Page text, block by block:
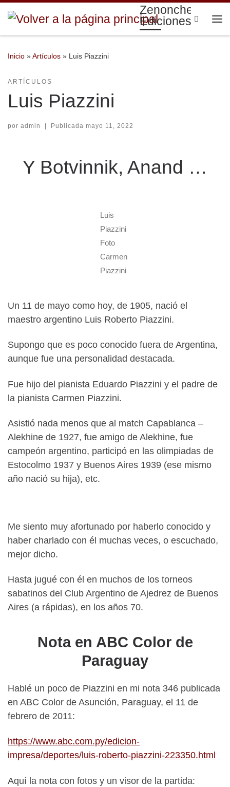
Saltar al contenido
Zenonchess
Ediciones
Search
Inicio »Artículos » Luis Piazzini
ARTÍCULOS
Luis Piazzini
por admin Publicada mayo 11, 2022
Y Botvinnik, Anand …
Luis
Piazzini
Foto
Carmen
Piazzini
Un 11 de mayo como hoy, de 1905, nació el
maestro argentino Luis Roberto Piazzini.
Supongo que es poco conocido fuera de Argentina,
aunque fue una personalidad destacada.
Fue hijo del pianista Eduardo Piazzini y el padre de
la pianista Carmen Piazzini.
Asistió nada menos que al match Capablanca –
Alekhine de 1927, fue amigo de Alekhine, fue
campeón argentino, participó en las olimpiadas de
Estocolmo 1937 y Buenos Aires 1939 (ese mismo
año nació su hija), etc.
Me siento muy afortunado por haberlo conocido y
haber charlado con él muchas veces, o escuchado,
mejor dicho.
Hasta jugué con él en muchos de los torneos
sabatinos del Club Argentino de Ajedrez de Buenos
Aires (a rápidas), en los años 70.
Nota en ABC Color de
Paraguay
Hablé un poco de Piazzini en mi nota 346 publicada
en ABC Color de Asunción, Paraguay, el 11 de
febrero de 2011:
https://www.abc.com.py/edicion-
impresa/deportes/luis-roberto-piazzini-223350.html
Aquí la nota con fotos y un visor de la partida: